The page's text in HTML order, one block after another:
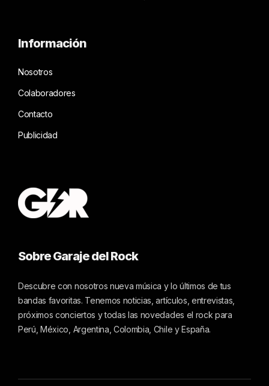
Información
Nosotros
Colaboradores
Contacto
Publicidad
Sobre Garaje del Rock
Descubre con nosotros nueva música y lo últimos de tus
bandas favoritas. Tenemos noticias, artículos, entrevistas,
próximos conciertos y todas las novedades el rock para
Perú, México, Argentina, Colombia, Chile y España.